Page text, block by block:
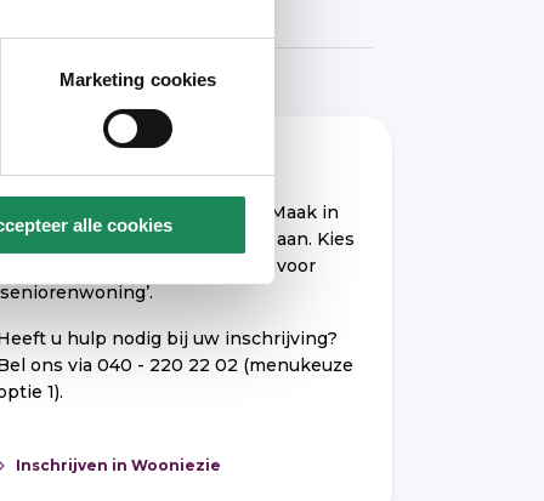
Marketing cookies
alle cookies
u hier ook wonen?
. Maak in
een zoekprofiel aan. Kies
in uw zoekprofiel in ieder geval voor
u hulp nodig bij uw inschrijving?
ons via 040 - 220 22 02 (menukeuze
1).
Inschrijven in Wooniezie